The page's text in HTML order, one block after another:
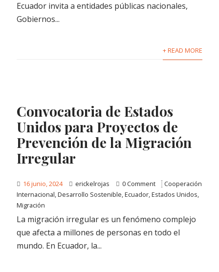
Ecuador invita a entidades públicas nacionales,
Gobiernos...
+ READ MORE
Convocatoria de Estados
Unidos para Proyectos de
Prevención de la Migración
Irregular
16 junio, 2024 erickelrojas 0 Comment
Cooperación
Internacional,Desarrollo Sostenible,Ecuador,Estados Unidos,
Migración
La migración irregular es un fenómeno complejo
que afecta a millones de personas en todo el
mundo. En Ecuador, la...